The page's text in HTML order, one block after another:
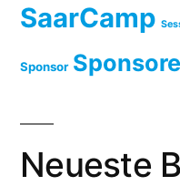
SaarCamp
Sponsor
Neueste